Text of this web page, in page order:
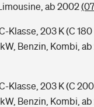
ab 2002
Klasse, 203 K (C 180
Benzin, Kombi,
Klasse, 203 K (C 200
Benzin, Kombi,